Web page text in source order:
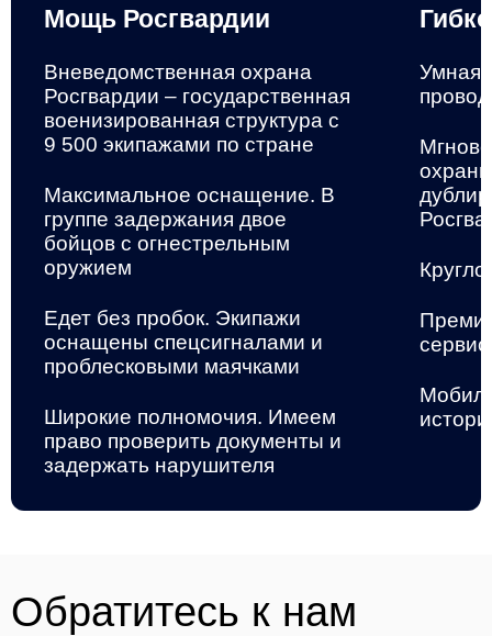
Мощь Росгвардии
Вневедомственная охрана
Росгвардии – государственная
военизированная структура с
9 500 экипажами по стране
Максимальное оснащение. В
группе задержания двое
бойцов с огнестрельным
оружием
Едет без пробок. Экипажи
оснащены спецсигналами и
проблесковыми маячками
Широкие полномочия. Имеем
право проверить документы и
задержать нарушителя
Умная
сервис
Обратитесь к нам